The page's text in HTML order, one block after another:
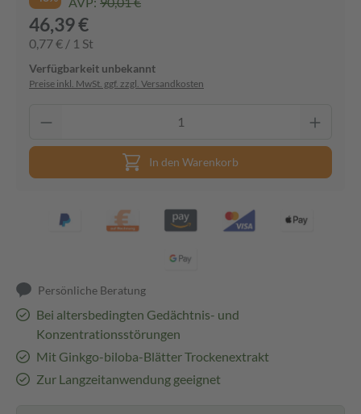
46,39 €
0,77 € / 1 St
Verfügbarkeit unbekannt
Preise inkl. MwSt. ggf. zzgl. Versandkosten
In den Warenkorb
Persönliche Beratung
Bei altersbedingten Gedächtnis- und
Konzentrationsstörungen
Mit Ginkgo-biloba-Blätter Trockenextrakt
Zur Langzeitanwendung geeignet